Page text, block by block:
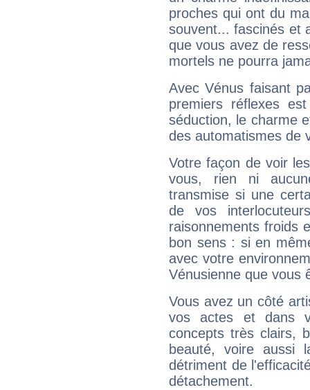
proches qui ont du
souvent... fascinés et
que vous avez de
mortels ne pourra
Avec Vénus faisant
premiers réflexes
séduction, le charme
des automatismes de
Votre façon de voir
vous, rien ni
transmise si une
de vos
raisonnements froids
bon sens : si en
avec votre
Vénusienne que vous
Vous avez un côté
vos actes et dans
concepts très clairs,
beauté, voire aussi
détriment de
détachement.